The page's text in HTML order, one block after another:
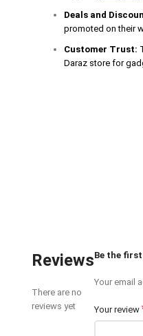
Deals and
promoted on their
Customer Trust:
Daraz store for
Reviews
There are no
reviews yet
Be the
Your email
Your review